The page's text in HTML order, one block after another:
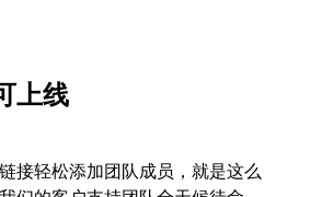
上线
接轻松添加团队成员，就是这么